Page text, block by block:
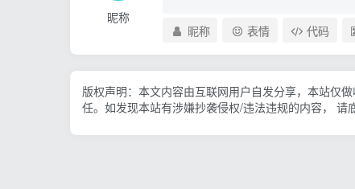
昵称
昵称 表情 代码
版权声明：本文内容由互联网用户自发分享，本站仅
任。如发现本站有涉嫌抄袭侵权/违法违规的内容， 请